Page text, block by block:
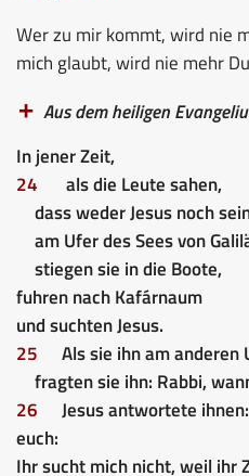
Wer zu mir kommt, wird nie
mich glaubt, wird nie mehr
Aus dem heiligen
In jener Zeit,
24
als die Leute sahen,
dass weder Jesus noch
am Ufer des Sees von
stiegen sie in die Boote,
fuhren nach Kafárnaum
und suchten Jesus.
25
Als sie ihn am anderen
fragten sie ihn: Rabbi,
26
Jesus antwortete
euch:
Ihr sucht mich nicht, weil ihr